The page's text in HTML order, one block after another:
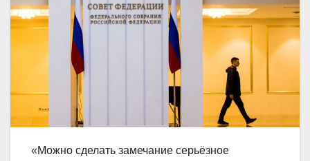
«Можно сделать замечание серьёзное